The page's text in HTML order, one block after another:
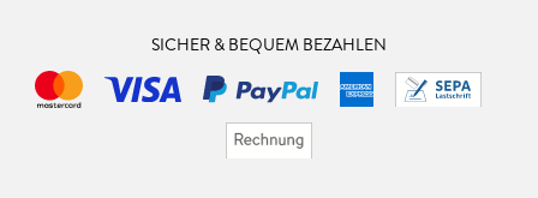
SICHER & BEQUEM BEZAHLEN